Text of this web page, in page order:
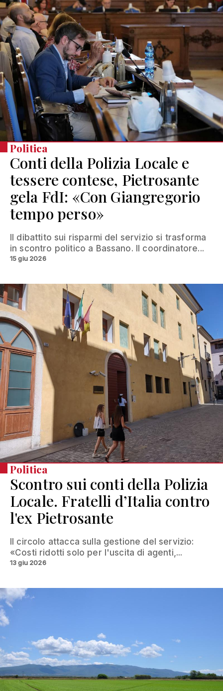
Politica
Conti della Polizia Locale e
tessere contese, Pietrosante
gela FdI: «Con Giangregorio
tempo perso»
Il dibattito sui risparmi del servizio si trasforma
in scontro politico a Bassano. Il coordinatore...
15 giu 2026
Politica
Scontro sui conti della Polizia
Locale. Fratelli d’Italia contro
l'ex Pietrosante
Il circolo attacca sulla gestione del servizio:
«Costi ridotti solo per l'uscita di agenti,...
13 giu 2026